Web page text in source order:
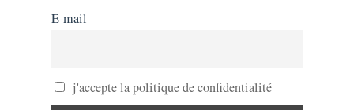
E-mail
j'accepte la politique de confidentialité